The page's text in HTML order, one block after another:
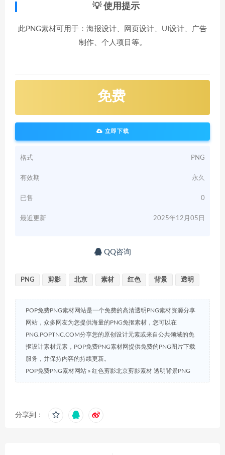
💡 使用提示
此PNG素材可用于：海报设计、网页设计、UI设计、广告
制作、个人项目等。
免费
立即下载
格式 PNG
有效期 永久
已售 0
最近更新 2025年12月05日
QQ咨询
PNG 剪影 北京 素材 红色 背景 透明
POP免费PNG素材网站是一个免费的高清透明PNG素材资源分享
网站，众多网友为您提供海量的PNG免抠素材，您可以在
PNG.POPTNC.COM分享您的原创设计元素或来自公共领域的免
抠设计素材元素，POP免费PNG素材网提供免费的PNG图片下载
服务，并保持内容的持续更新。
POP免费PNG素材网站 » 红色剪影北京剪影素材 透明背景PNG
分享到：